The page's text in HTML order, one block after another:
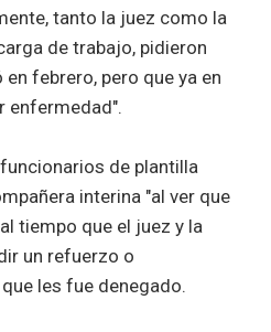
tanto la juez como la
de trabajo, pidieron
febrero, pero que ya en
enfermedad".
de plantilla
interina "al ver que
tiempo que el juez y la
un refuerzo o
les fue denegado.